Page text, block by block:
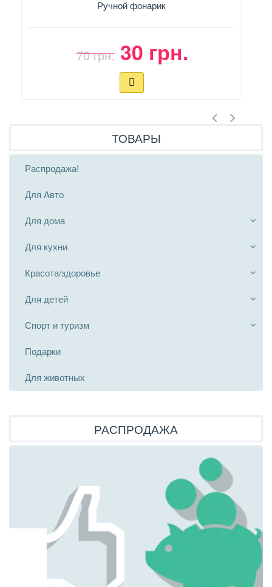
Ручной фонарик
70 грн. 30 грн.
ТОВАРЫ
Распродажа!
Для Авто
Для дома
Для кухни
Красота/здоровье
Для детей
Спорт и туризм
Подарки
Для животных
РАСПРОДАЖА